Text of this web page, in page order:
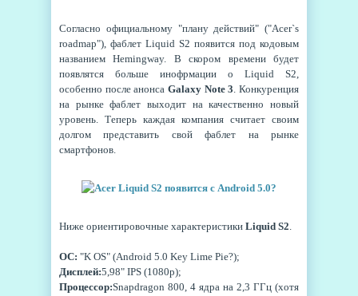
Согласно официальному "плану действий" ("Acer`s
roadmap"), фаблет Liquid S2 появится под кодовым
названием Hemingway. В скором времени будет
появлятся больше инофрмации о Liquid S2,
особенно после анонса Galaxy Note 3. Конкуренция
на рынке фаблет выходит на качественно новый
уровень. Теперь каждая компания считает своим
долгом представить свой фаблет на рынке
смартфонов.
Ниже ориентировочные характеристики Liquid S2.
ОС: "K OS" (Android 5.0 Key Lime Pie?);
Дисплей:5,98" IPS (1080p);
Процессор:Snapdragon 800, 4 ядра на 2,3 ГГц (хотя